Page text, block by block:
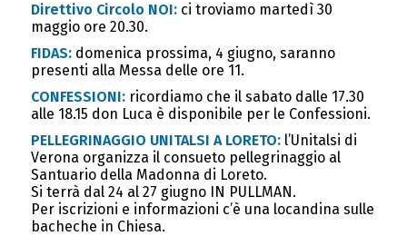
Direttivo Circolo NOI:ci troviamo martedì 30
maggio ore 20.30.
FIDAS:domenica prossima, 4 giugno, saranno
presenti alla Messa delle ore 11.
CONFESSIONI:ricordiamo che il sabato dalle 17.30
alle 18.15 don Luca è disponibile per le Confessioni.
PELLEGRINAGGIO UNITALSI A LORETO:l’Unitalsi di
Verona organizza il consueto pellegrinaggio al
Santuario della Madonna di Loreto.
Si terrà dal 24 al 27 giugno IN PULLMAN.
Per iscrizioni e informazioni c’è una locandina sulle
bacheche in Chiesa.